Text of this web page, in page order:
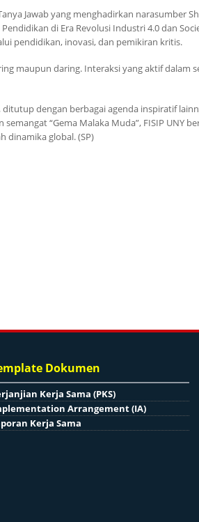
Jawab yang menghadirkan narasumber
di Era Revolusi Industri 4.0 dan
pendidikan, inovasi, dan pemikiran kritis.
maupun daring. Interaksi yang aktif dalam
dengan berbagai agenda inspiratif
“Gema Malaka Muda”, FISIP UNY
dinamika global. (SP)
Dokumen
Kerja Sama (PKS)
Arrangement (IA)
Kerja Sama